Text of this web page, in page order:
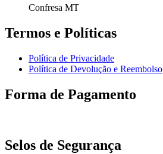
Confresa MT
Termos e Políticas
Política de Privacidade
Política de Devolução e Reembolso
Forma de Pagamento
Selos de Segurança